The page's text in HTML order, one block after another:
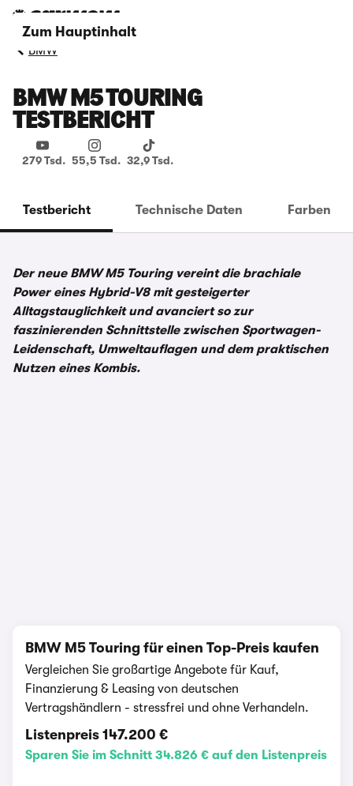
Zum Hauptinhalt
BMW
BMW M5 TOURING
TESTBERICHT
279 Tsd. 55,5 Tsd. 32,9 Tsd.
Testbericht Technische Daten Farben
Der neue BMW M5 Touring vereint die brachiale
Power eines Hybrid-V8 mit gesteigerter
Alltagstauglichkeit und avanciert so zur
faszinierenden Schnittstelle zwischen Sportwagen-
Leidenschaft, Umweltauflagen und dem praktischen
Nutzen eines Kombis.
BMW M5 Touring für einen Top-Preis kaufen
Vergleichen Sie großartige Angebote für Kauf,
Finanzierung & Leasing von deutschen
Vertragshändlern - stressfrei und ohne Verhandeln.
Listenpreis 147.200 €
Sparen Sie im Schnitt 34.826 € auf den Listenpreis